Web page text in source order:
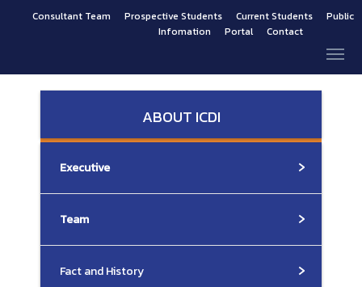
Consultant Team Prospective Students Current Students
Public
Infomation
Portal Contact
ABOUT ICDI
Executive
Team
Fact and History